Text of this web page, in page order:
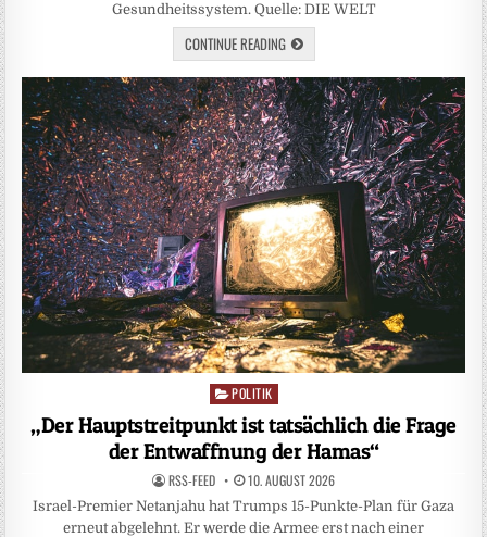
Gesundheitssystem. Quelle: DIE WELT
CONTINUE READING
Posted
in
POLITIK
„Der Hauptstreitpunkt ist tatsächlich die Frage
der Entwaffnung der Hamas“
RSS-FEED 10. AUGUST 2026
Israel-Premier Netanjahu hat Trumps 15-Punkte-Plan für Gaza
erneut abgelehnt. Er werde die Armee erst nach einer